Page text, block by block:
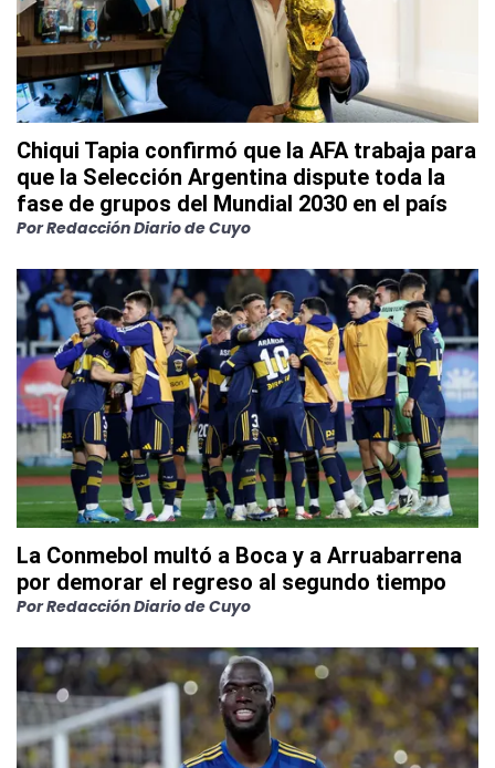
Chiqui Tapia confirmó que la AFA trabaja para
que la Selección Argentina dispute toda la
fase de grupos del Mundial 2030 en el país
PorRedacción Diario de Cuyo
La Conmebol multó a Boca y a Arruabarrena
por demorar el regreso al segundo tiempo
PorRedacción Diario de Cuyo